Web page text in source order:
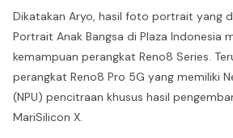
Dikatakan Aryo, hasil foto portrait yang
Portrait Anak Bangsa di Plaza Indonesia
kemampuan perangkat Reno8 Series.
perangkat Reno8 Pro 5G yang memiliki
(NPU) pencitraan khusus hasil
MariSilicon X.